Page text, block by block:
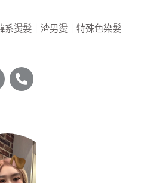
系燙髮｜渣男燙｜特殊色染髮